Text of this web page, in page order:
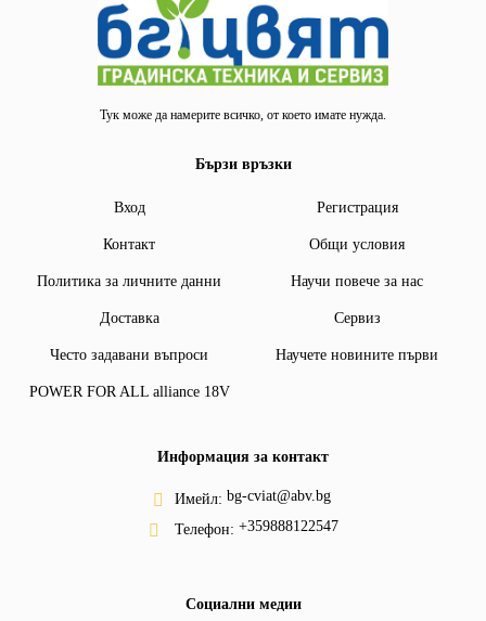
Тук може да намерите всичко, от което имате нужда.
Бързи връзки
Вход Регистрация
Контакт Общи условия
Политика за личните данни Научи повече за нас
Доставка Сервиз
Често задавани въпроси Научете новините първи
POWER FOR ALL alliance 18V
Информация за контакт
Имейл: bg-cviat@abv.bg
Телефон: +359888122547
Социални медии